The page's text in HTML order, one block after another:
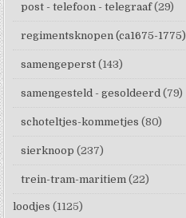
post - telefoon - telegraaf (29)
regimentsknopen (ca1675-1775)
samengeperst (143)
samengesteld - gesoldeerd (79)
schoteltjes-kommetjes (80)
sierknoop (237)
trein-tram-maritiem (22)
loodjes (1125)